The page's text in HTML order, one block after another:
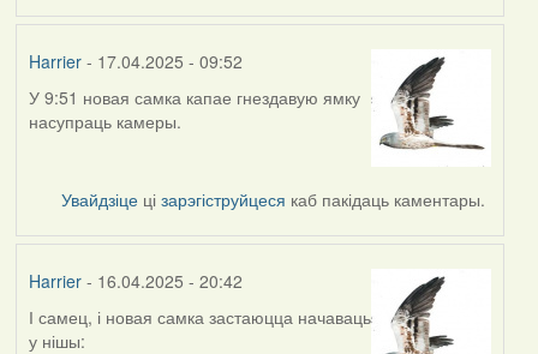
Harrier- 17.04.2025 - 09:52
У 9:51 новая самка капае гнездавую ямку
насупраць камеры.
Увайдзіце цізарэгіструйцеся каб пакідаць каментары.
Harrier- 16.04.2025 - 20:42
І самец, і новая самка застаюцца начаваць
у нішы: